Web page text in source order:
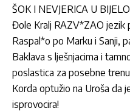
ŠOK I NEVJERICA U
Đole Kralj RAZV*ZAO jezik
Raspal*o po Marku i Sanji,
Baklava s lješnjacima i
poslastica za posebne
Korda optužio na Uroša da
isprovocira!